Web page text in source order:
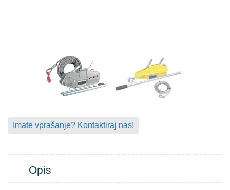
Imate vprašanje? Kontaktiraj nas!
Opis